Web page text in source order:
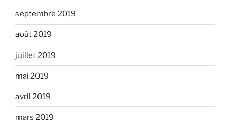
septembre 2019
août 2019
juillet 2019
mai 2019
avril 2019
mars 2019